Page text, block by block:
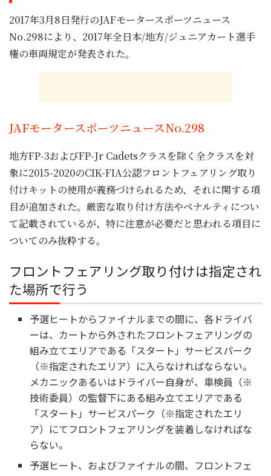
2017年3月8日発行のJAFモータースポーツニュース
No.298により、2017年全日本/地方/ジュニアカート選手
権の車両規定が発表された。
JAFモータースポーツニュースNo.298
地方FP-3およびFP-Jr Cadetsクラスを除く全クラスを対
象に2015-2020のCIK-FIA公認フロントフェアリング取り
付けキットの使用が義務づけられるため、それに関する項
目が追加された。厳密な取り付け方法やペナルティについ
て記載されているが、特に注意が必要だと思われる項目に
ついてのみ抜粋する。
フロントフェアリング取り付けは指定され
た場所で行う
予選ヒートからファイナルまでの間に、各ドライバ
ーは、カートから外されたフロントフェアリングの
組み立てエリアである「スタート」サービスパーク
（※指定されたエリア）に入らなければならない。
メカニックあるいはドライバー自身が、車検員（※
技術委員）の監督下にある組み立てエリアである
「スタート」サービスパーク（※指定されたエリ
ア）にてフロントフェアリングを装着しなければな
らない。
予選ヒート、およびファイナルの間、フロントフェ